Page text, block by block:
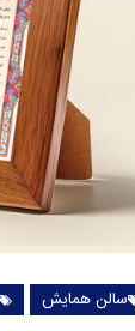
سالن همایش